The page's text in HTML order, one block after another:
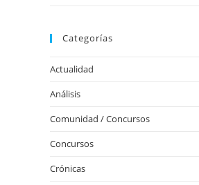
Categorías
Actualidad
Análisis
Comunidad / Concursos
Concursos
Crónicas